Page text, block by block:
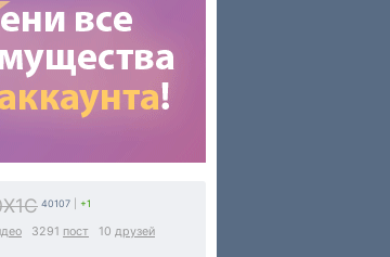
40107 +1
3291 пост 10 друзей